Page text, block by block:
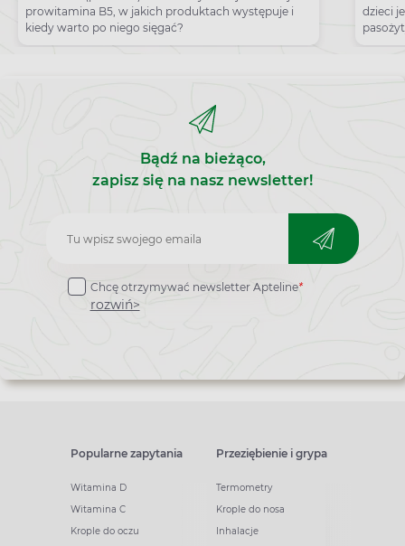
prowitamina B5, w jakich produktach występuje i
kiedy warto po niego sięgać?
dzieci
Bądź na bieżąco,
zapisz się na nasz newsletter!
Zapisz
do
newslettera
Chcę otrzymywać newsletter Apteline*
rozwiń>
Popularne zapytania
Witamina D
Witamina C
Krople do oczu
Przeziębienie i grypa
Termometry
Krople do nosa
Inhalacje